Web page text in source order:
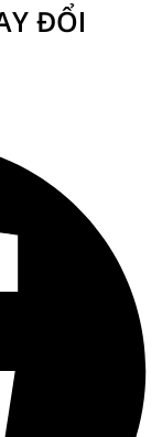
ĐỔI